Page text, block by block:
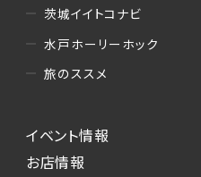
茨城イイトコナビ
水戸ホーリーホック
旅のススメ
イベント情報
お店情報